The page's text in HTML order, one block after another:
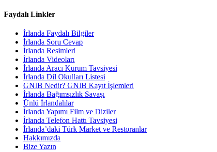
Faydalı Linkler
İrlanda Faydalı Bilgiler
İrlanda Soru Cevap
İrlanda Resimleri
İrlanda Videoları
İrlanda Aracı Kurum Tavsiyesi
İrlanda Dil Okulları Listesi
GNIB Nedir? GNIB Kayıt İşlemleri
İrlanda Bağımsızlık Savaşı
Ünlü İrlandalılar
İrlanda Yapımı Film ve Diziler
İrlanda Telefon Hattı Tavsiyesi
İrlanda’daki Türk Market ve Restoranlar
Hakkımızda
Bize Yazın